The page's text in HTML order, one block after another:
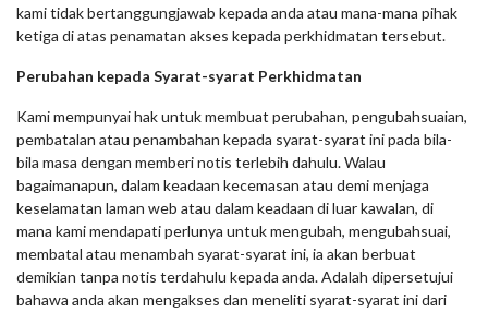
kami tidak bertanggungjawab kepada anda atau mana-mana pihak
ketiga di atas penamatan akses kepada perkhidmatan tersebut.
Perubahan kepada Syarat-syarat Perkhidmatan
Kami mempunyai hak untuk membuat perubahan, pengubahsuaian,
pembatalan atau penambahan kepada syarat-syarat ini pada bila-
bila masa dengan memberi notis terlebih dahulu. Walau
bagaimanapun, dalam keadaan kecemasan atau demi menjaga
keselamatan laman web atau dalam keadaan di luar kawalan, di
mana kami mendapati perlunya untuk mengubah, mengubahsuai,
membatal atau menambah syarat-syarat ini, ia akan berbuat
demikian tanpa notis terdahulu kepada anda. Adalah dipersetujui
bahawa anda akan mengakses dan meneliti syarat-syarat ini dari